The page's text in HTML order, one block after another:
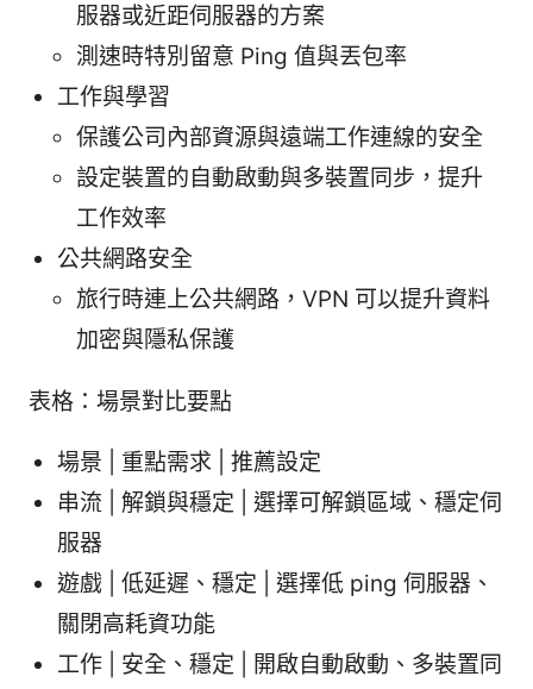
服器或近距伺服器的方案
測速時特別留意 Ping 值與丟包率
工作與學習
保護公司內部資源與遠端工作連線的安全
設定裝置的自動啟動與多裝置同步，提升
工作效率
公共網路安全
旅行時連上公共網路，VPN 可以提升資料
加密與隱私保護
表格：場景對比要點
場景 | 重點需求 | 推薦設定
串流 | 解鎖與穩定 | 選擇可解鎖區域、穩定伺
服器
遊戲 | 低延遲、穩定 | 選擇低 ping 伺服器、
關閉高耗資功能
工作 | 安全、穩定 | 開啟自動啟動、多裝置同